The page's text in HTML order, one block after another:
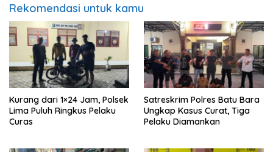
Rekomendasi untuk kamu
Kurang dari 1×24 Jam, Polsek
Lima Puluh Ringkus Pelaku
Curas
Satreskrim Polres Batu Bara
Ungkap Kasus Curat, Tiga
Pelaku Diamankan